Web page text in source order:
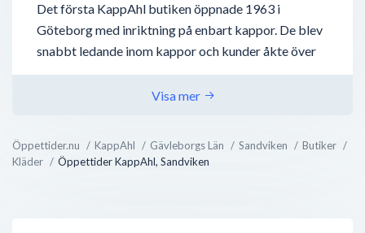
Öppettider.nu KappAhl Gävleborgs Län Sandviken
Butiker
Kläder
Öppettider KappAhl, Sandviken
Det första KappAhl butiken öppnade 1963 i
Göteborg med inriktning på enbart kappor. De blev
snabbt ledande inom kappor och kunder åkte över
hela Sverige till den lilla källarlokalen i Mölndal för
att köpa sin kappa. På den tiden såldes ungefär 400
Idag finns det över 400 butiker och 4000
Visa mer